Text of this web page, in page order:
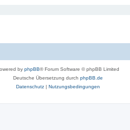
by phpBB® Forum Software © phpBB Limited
Deutsche Übersetzung durch phpBB.de
Datenschutz| Nutzungsbedingungen